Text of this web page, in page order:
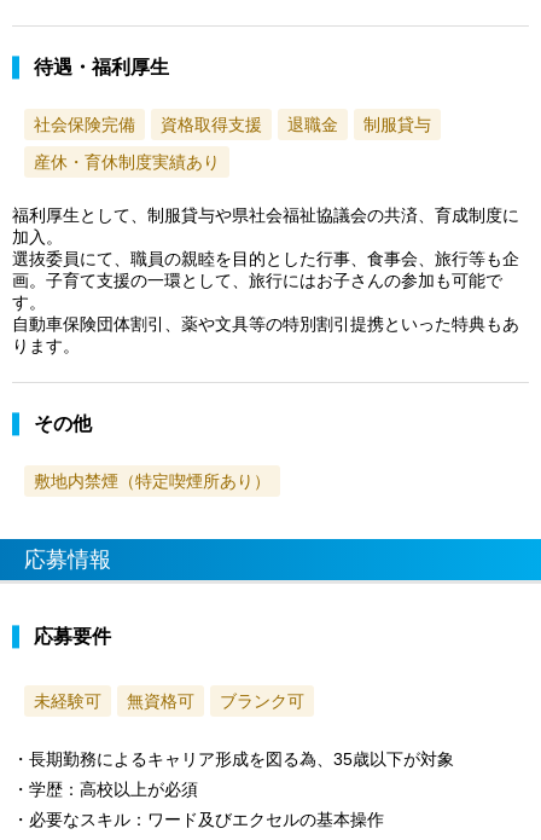
待遇・福利厚生
社会保険完備 資格取得支援 退職金
制服貸与
産休・育休制度実績あり
福利厚生として、制服貸与や県社会福祉協議会の共済、育成制度に
加入。
選抜委員にて、職員の親睦を目的とした行事、食事会、旅行等も企
画。子育て支援の一環として、旅行にはお子さんの参加も可能で
す。
自動車保険団体割引、薬や文具等の特別割引提携といった特典もあ
ります。
その他
敷地内禁煙（特定喫煙所あり）
応募情報
応募要件
未経験可 無資格可 ブランク可
・長期勤務によるキャリア形成を図る為、35歳以下が対象
・学歴：高校以上が必須
・必要なスキル：ワード及びエクセルの基本操作